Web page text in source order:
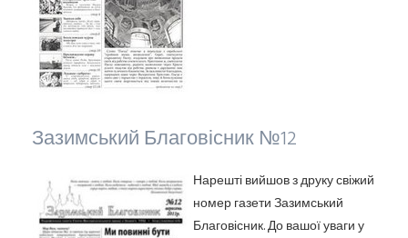
Зазимський Благовісник №12
Нарешті вийшов з друку свіжий
номер газети Зазимський
Благовісник. До вашої уваги у